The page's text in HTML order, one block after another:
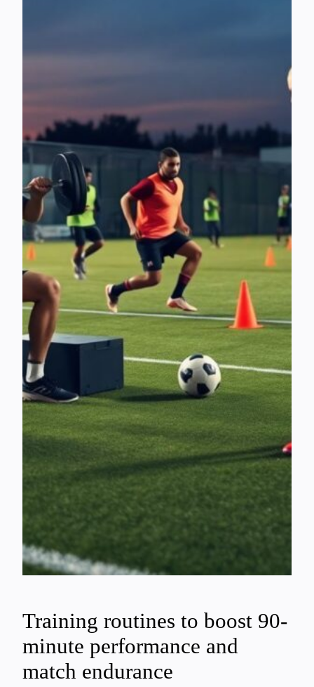
Training routines to boost 90-
minute performance and
match endurance